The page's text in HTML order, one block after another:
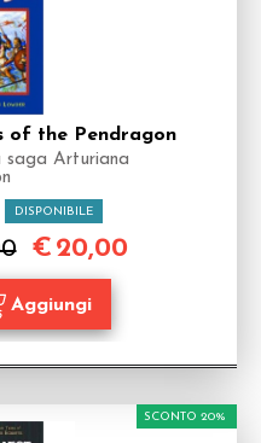
of the Pendragon
saga Arturiana
DISPONIBILE
€ 20,00
SCONTO 20%